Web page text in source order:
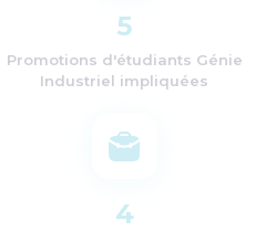
5
Promotions d'étudiants Génie
Industriel impliquées
4